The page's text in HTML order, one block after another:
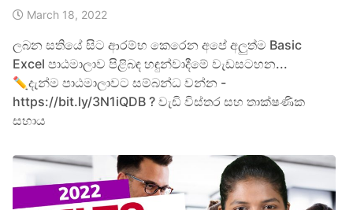
March 18, 2022
ලබන සතියේ සිට ආරම්භ කෙරෙන අපේ අලුත්ම Basic
Excel පාඨමාලාව පිළිබඳ හඳුන්වාදීමේ වැඩසටහන...
✏️දැන්ම පාඨමාලාවට සම්බන්ධ වන්න -
https://bit.ly/3N1iQDB ? වැඩි විස්තර සහ තාක්ෂණික
සහාය